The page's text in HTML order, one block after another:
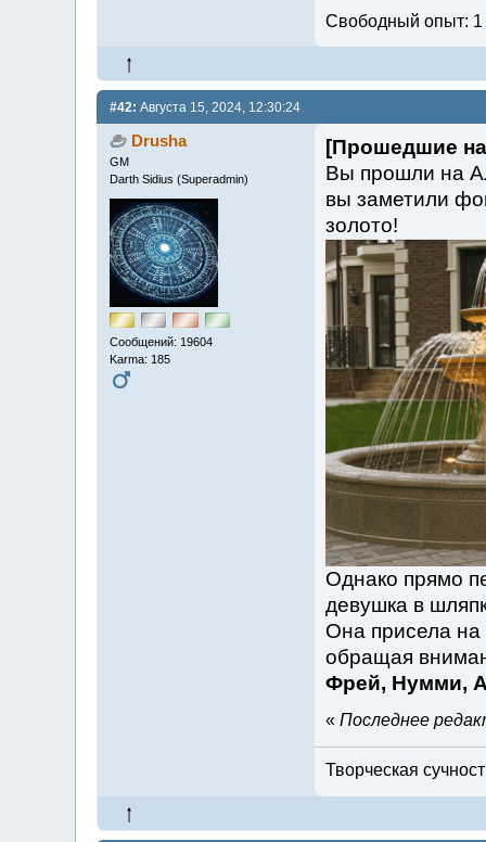
Свободный опыт: 1
#42: Августа 15, 2024, 12:30:24
Drusha
GM
Darth Sidius (Superadmin)
Сообщений: 19604
Karma: 185
[Прошедшие
Вы прошли на
вы заметили
золото!
Однако прямо
девушка в
Она присела на
обращая
Фрей, Нумми,
« Последнее
Творческая